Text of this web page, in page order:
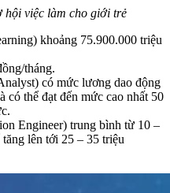
hội việc làm cho giới trẻ
khoảng 75.900.000 triệu
tháng.
có mức lương dao động
có thể đạt đến mức cao nhất 50
Engineer) trung bình từ 10 –
lên tới 25 – 35 triệu